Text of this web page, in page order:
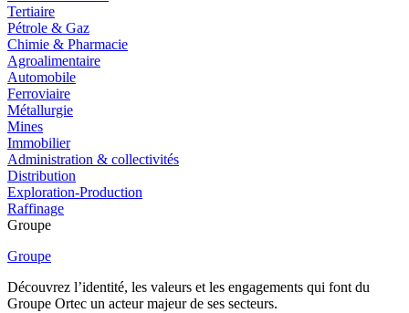
Tertiaire
Pétrole & Gaz
Chimie & Pharmacie
Agroalimentaire
Automobile
Ferroviaire
Métallurgie
Mines
Immobilier
Administration & collectivités
Distribution
Exploration-Production
Raffinage
Groupe
Groupe
Découvrez l’identité, les valeurs et les engagements qui font du
Groupe Ortec un acteur majeur de ses secteurs.